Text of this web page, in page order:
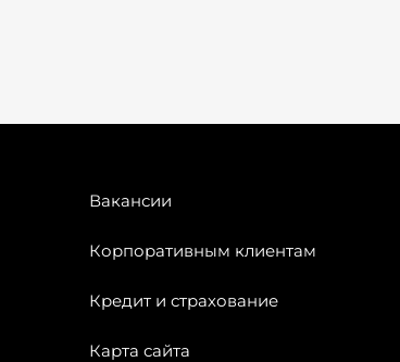
Вакансии
Корпоративным клиентам
Кредит и страхование
Карта сайта